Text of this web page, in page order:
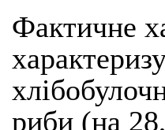
Фактичне
риби (на